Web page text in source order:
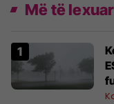
Më të